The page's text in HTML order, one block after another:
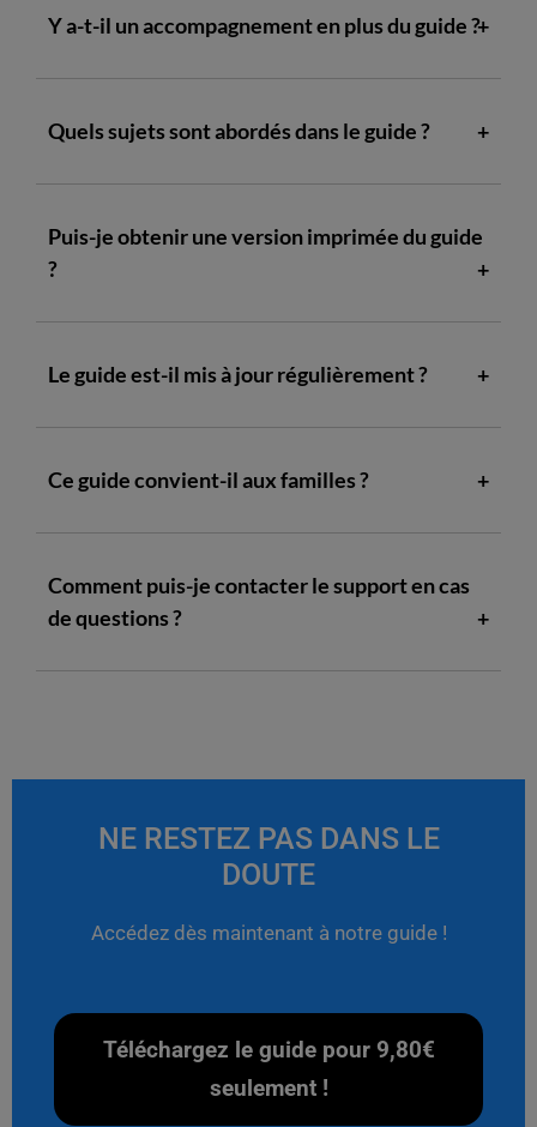
Y a-t-il un accompagnement en plus du guide ?
Quels sujets sont abordés dans le guide ?
Puis-je obtenir une version imprimée du guide
?
Le guide est-il mis à jour régulièrement ?
Ce guide convient-il aux familles ?
Comment puis-je contacter le support en cas
de questions ?
NE RESTEZ PAS DANS LE
DOUTE
Accédez dès maintenant à notre guide !
Téléchargez le guide pour 9,80€
seulement !